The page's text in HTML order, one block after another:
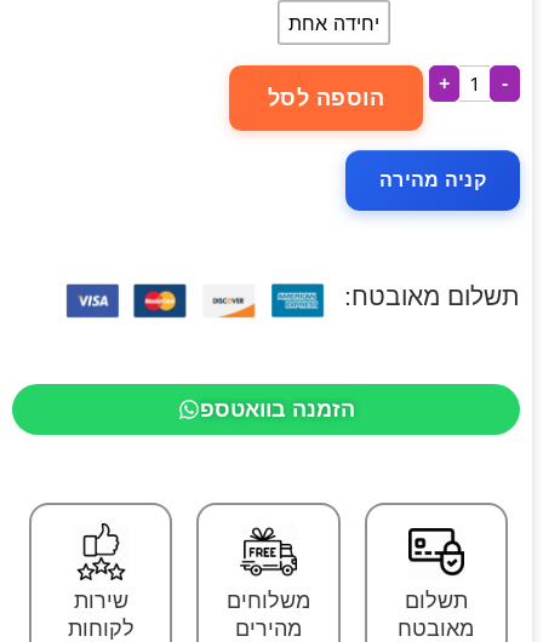
יחידה אחת
-
+
הוספה לסל
קניה מהירה
תשלום מאובטח:
הזמנה בוואטספ
תשלום
מאובטח
משלוחים
מהירים
שירות
לקוחות